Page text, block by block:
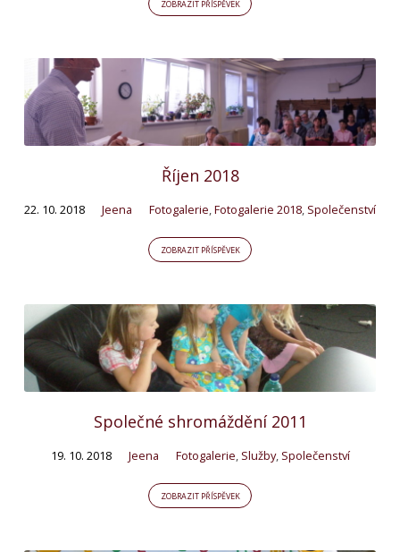
ZOBRAZIT PŘÍSPĚVEK
Říjen 2018
22. 10. 2018 Jeena Fotogalerie,Fotogalerie 2018, Společenství
ZOBRAZIT PŘÍSPĚVEK
Společné shromáždění 2011
19. 10. 2018 Jeena Fotogalerie, Služby, Společenství
ZOBRAZIT PŘÍSPĚVEK